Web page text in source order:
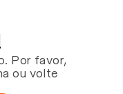
Por favor,
ou volte